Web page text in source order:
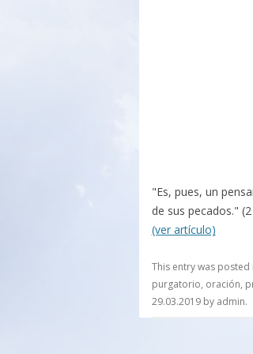
"Es, pues, un
de sus pecados."
(ver artículo)
This entry was posted
purgatorio, oración,
29.03.2019by admin.